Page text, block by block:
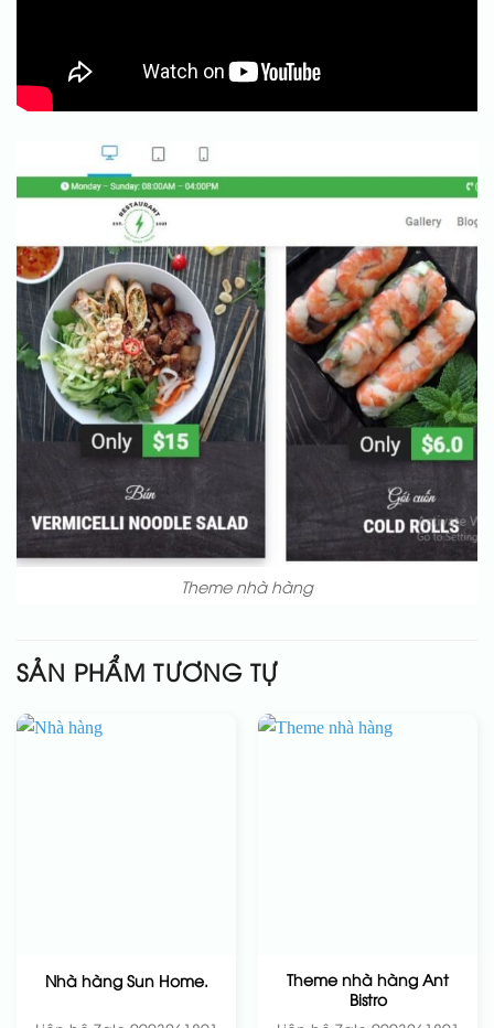
Theme nhà hàng
SẢN PHẨM TƯƠNG TỰ
Nhà hàng Sun Home.
Theme nhà hàng Ant
Bistro